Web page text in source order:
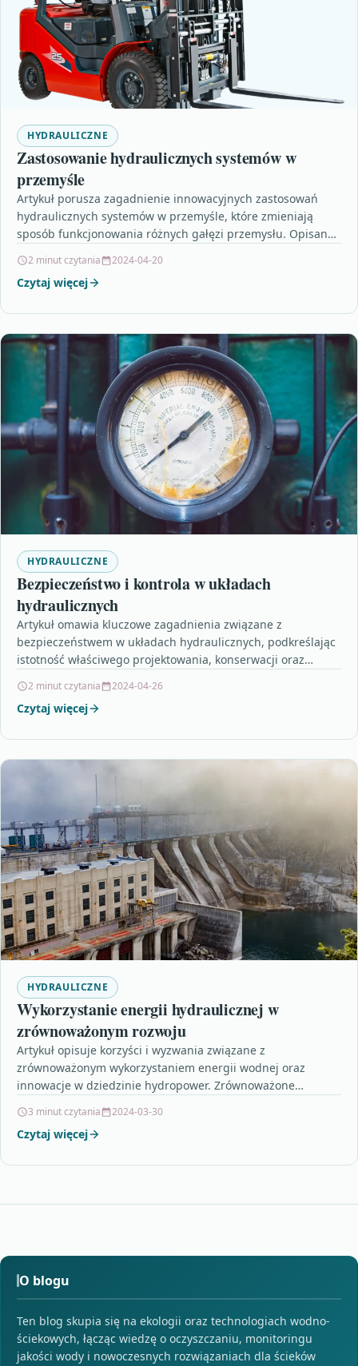
HYDRAULICZNE
Zastosowanie hydraulicznych systemów w
przemyśle
Artykuł porusza zagadnienie innowacyjnych zastosowań
hydraulicznych systemów w przemyśle, które zmieniają
sposób funkcjonowania różnych gałęzi przemysłu. Opisane
2 minut czytania 2024-04-20
Czytaj więcej
HYDRAULICZNE
Bezpieczeństwo i kontrola w układach
hydraulicznych
Artykuł omawia kluczowe zagadnienia związane z
bezpieczeństwem w układach hydraulicznych, podkreślając
istotność właściwego projektowania, konserwacji oraz
zaworów…
2 minut czytania 2024-04-26
Czytaj więcej
HYDRAULICZNE
Wykorzystanie energii hydraulicznej w
zrównoważonym rozwoju
Artykuł opisuje korzyści i wyzwania związane z
zrównoważonym wykorzystaniem energii wodnej oraz
innowacje w dziedzinie hydropower. Zrównoważone
takie…
3 minut czytania 2024-03-30
Czytaj więcej
O blogu
Ten blog skupia się na ekologii oraz technologiach wodno-
ściekowych, łącząc wiedzę o oczyszczaniu, monitoringu
jakości wody i nowoczesnych rozwiązaniach dla ścieków